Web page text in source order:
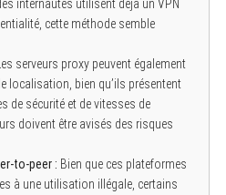
internautes utilisent déjà un VPN
cette méthode semble
Les serveurs proxy peuvent également
localisation, bien qu’ils présentent
de sécurité et de vitesses de
doivent être avisés des risques
to-peer : Bien que ces plateformes
à une utilisation illégale, certains